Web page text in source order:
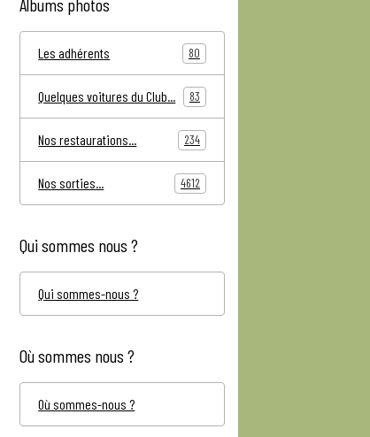
Albums photos
Les adhérents 80
Quelques voitures du Club... 83
Nos restaurations... 234
Nos sorties... 4612
Qui sommes nous ?
Qui sommes-nous ?
Où sommes nous ?
Où sommes-nous ?